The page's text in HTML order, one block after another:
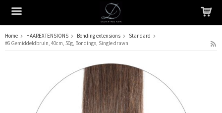
Het product is in je winkelmandje geplaatst
Home HAAREXTENSIONS Bonding extensions
Standard
#6 Gemiddeldbruin, 40cm, 50g, Bondings, Single drawn